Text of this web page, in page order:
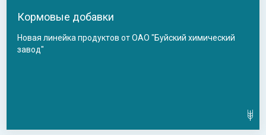
Кормовые добавки
Новая линейка продуктов от ОАО "Буйский химический
завод"